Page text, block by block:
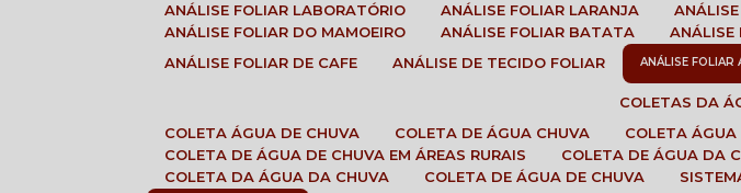
ANÁLISE FOLIAR LABORATÓRIO
ANÁLISE FOLIAR LARANJA
ANÁLISE FOLIAR DO MAMOEIRO
ANÁLISE FOLIAR BATATA
ANÁLISE FOLIAR DE CAFE
ANÁLISE DE TECIDO FOLIAR ANÁLISE
COLETAS DA
COLETA ÁGUA DE CHUVA
COLETA DE ÁGUA CHUVA COLETA
COLETA DE ÁGUA DE CHUVA EM ÁREAS RURAIS
COLETA DE ÁGUA DA
COLETA DA ÁGUA DA CHUVA
COLETA DE ÁGUA DE CHUVA